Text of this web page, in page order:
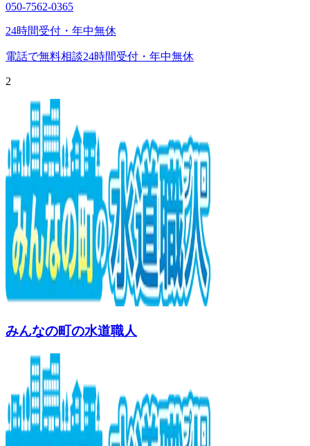
050-7562-0365
24時間受付・年中無休
電話で無料相談24時間受付・年中無休
2
みんなの町の水道職人